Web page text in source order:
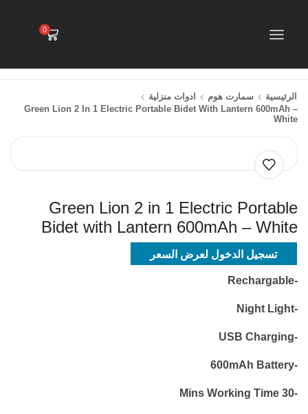
0
الرئيسية سمارت هوم
ادوات منزلية
Green Lion 2 In 1 Electric Portable Bidet With Lantern 600mAh –
White
Green Lion 2 in 1 Electric Portable
Bidet with Lantern 600mAh – White
تسجيل الدخول لعرض السعر
-Rechargable
-Night Light
-USB Charging
-600mAh Battery
-30 Mins Working Time